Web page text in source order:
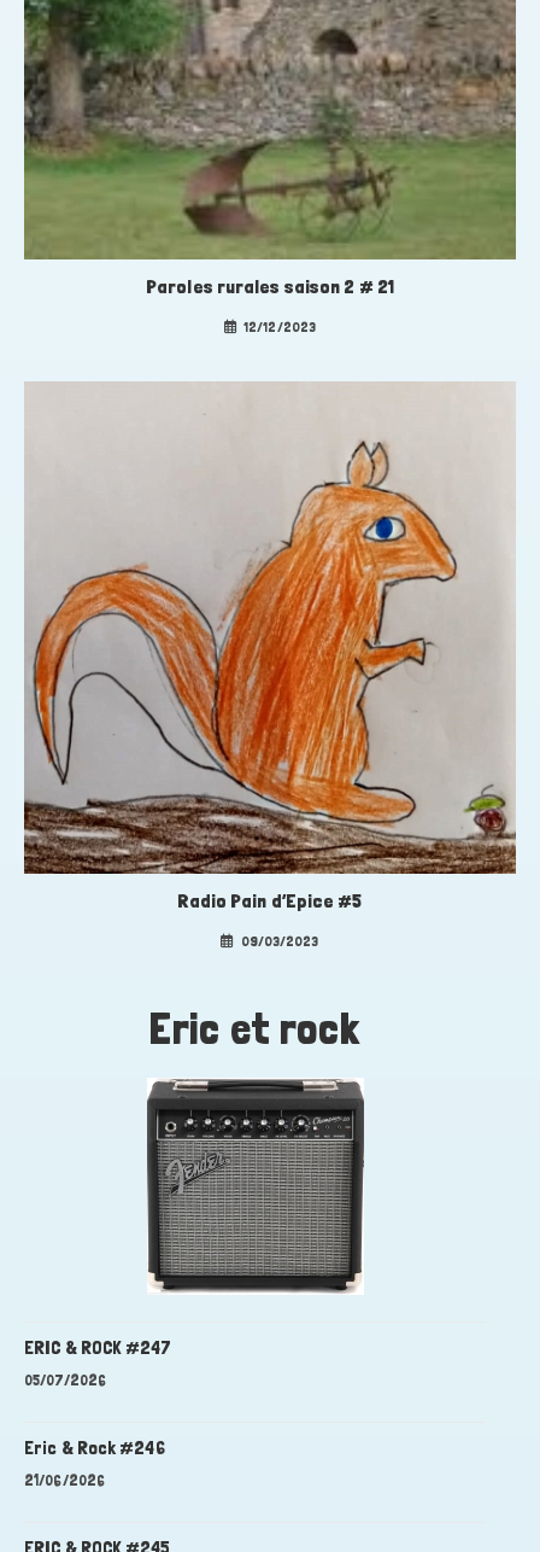
Paroles rurales saison 2 # 21
12/12/2023
Radio Pain d’Epice #5
09/03/2023
Eric et rock
ERIC & ROCK #247
05/07/2026
Eric & Rock #246
21/06/2026